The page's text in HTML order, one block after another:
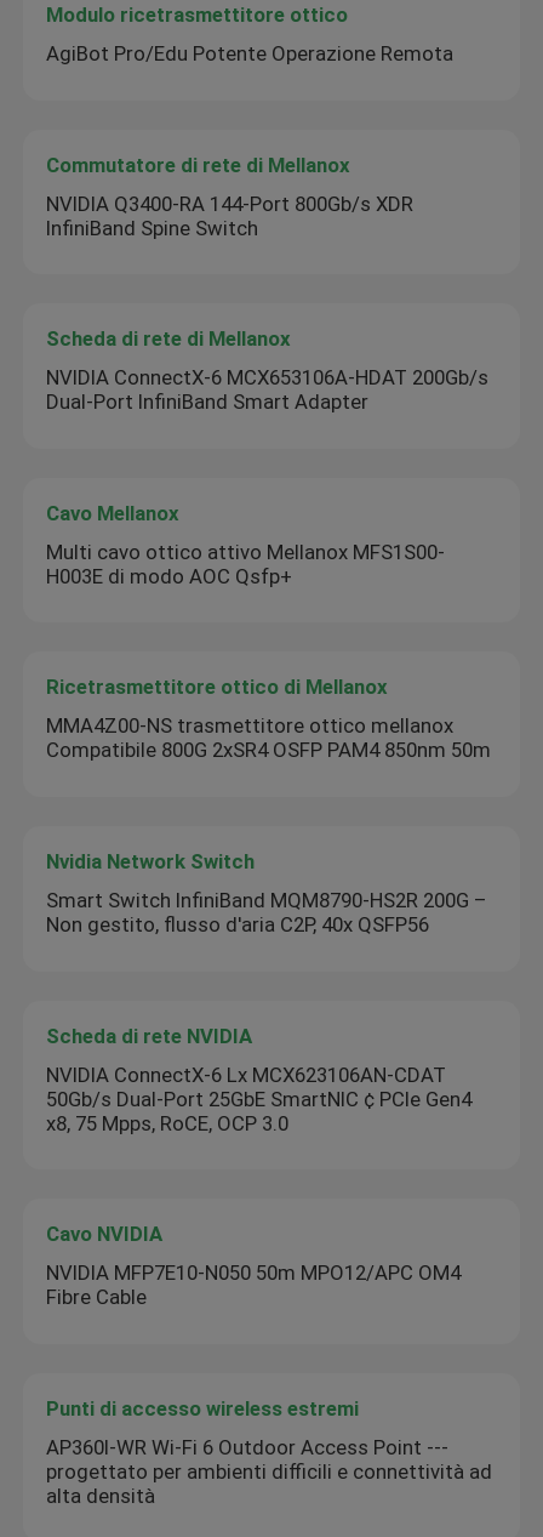
Modulo ricetrasmettitore ottico
AgiBot Pro/Edu Potente Operazione Remota
Commutatore di rete di Mellanox
NVIDIA Q3400-RA 144-Port 800Gb/s XDR
InfiniBand Spine Switch
Scheda di rete di Mellanox
NVIDIA ConnectX-6 MCX653106A-HDAT 200Gb/s
Dual-Port InfiniBand Smart Adapter
Cavo Mellanox
Multi cavo ottico attivo Mellanox MFS1S00-
H003E di modo AOC Qsfp+
Ricetrasmettitore ottico di Mellanox
MMA4Z00-NS trasmettitore ottico mellanox
Compatibile 800G 2xSR4 OSFP PAM4 850nm 50m
Nvidia Network Switch
Smart Switch InfiniBand MQM8790-HS2R 200G –
Non gestito, flusso d'aria C2P, 40x QSFP56
Scheda di rete NVIDIA
NVIDIA ConnectX-6 Lx MCX623106AN-CDAT
50Gb/s Dual-Port 25GbE SmartNIC ¢ PCIe Gen4
x8, 75 Mpps, RoCE, OCP 3.0
Cavo NVIDIA
NVIDIA MFP7E10-N050 50m MPO12/APC OM4
Fibre Cable
Punti di accesso wireless estremi
AP360I-WR Wi-Fi 6 Outdoor Access Point ---
progettato per ambienti difficili e connettività ad
alta densità